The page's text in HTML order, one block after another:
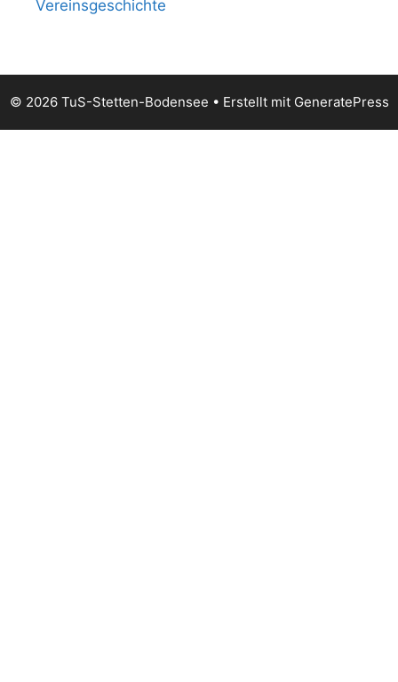
Vereinsgeschichte
© 2026 TuS-Stetten-Bodensee • Erstellt mit GeneratePress